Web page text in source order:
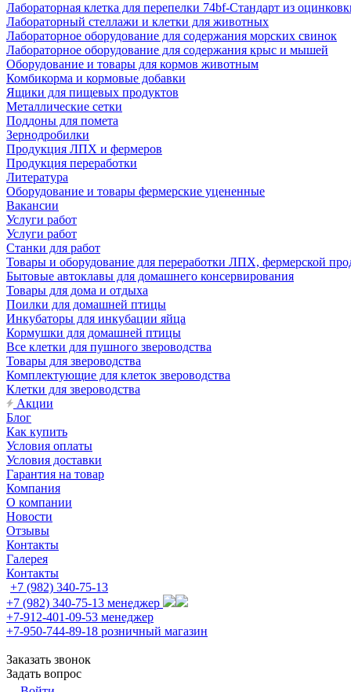
Лабораторная клетка для перепелки 74bf-Стандарт из
Лабораторный стеллажи и клетки для животных
Лабораторное оборудование для содержания морских свинок
Лабораторное оборудование для содержания крыс и мышей
Оборудование и товары для кормов животным
Комбикорма и кормовые добавки
Ящики для пищевых продуктов
Металлические сетки
Поддоны для помета
Зернодробилки
Продукция ЛПХ и фермеров
Продукция переработки
Литература
Оборудование и товары фермерские уцененные
Вакансии
Услуги работ
Услуги работ
Станки для работ
Товары и оборудование для переработки ЛПХ, фермерской
Бытовые автоклавы для домашнего консервирования
Товары для дома и отдыха
Поилки для домашней птицы
Инкубаторы для инкубации яйца
Кормушки для домашней птицы
Все клетки для пушного звероводства
Товары для звероводства
Комплектующие для клеток звероводства
Клетки для звероводства
Акции
Блог
Как купить
Условия оплаты
Условия доставки
Гарантия на товар
Компания
О компании
Новости
Отзывы
Контакты
Галерея
Контакты
+7 (982) 340-75-13
+7 (982) 340-75-13 менеджер
+7-912-401-09-53 менеджер
+7-950-744-89-18 розничный магазин
Заказать звонок
Задать вопрос